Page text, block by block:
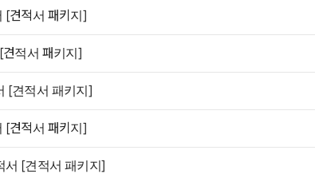
[견적서 패키지]
적서 패키지]
[견적서 패키지]
[견적서 패키지]
서 [견적서 패키지]